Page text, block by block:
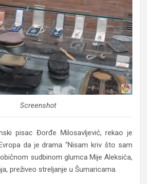
Screenshot
pisac Đorđe Milosavljević, rekao je
da je drama “Nisam kriv što sam
sudbinom glumca Mije Aleksića,
preživeo streljanje u Šumaricama.